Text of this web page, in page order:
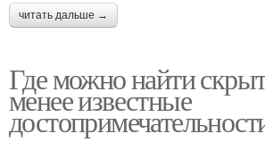
читать дальше →
Где можно найти
менее известные